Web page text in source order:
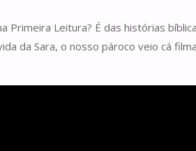
Primeira Leitura? É das histórias
da Sara, o nosso pároco veio cá